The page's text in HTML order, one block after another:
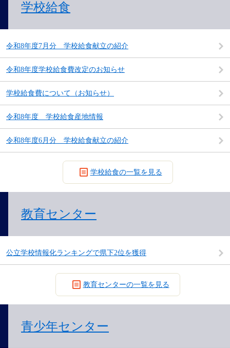
学校給食
令和8年度7月分 学校給食献立の紹介
令和8年度学校給食費改定のお知らせ
学校給食費について（お知らせ）
令和8年度 学校給食産地情報
令和8年度6月分 学校給食献立の紹介
学校給食の一覧を見る
教育センター
公立学校情報化ランキングで県下2位を獲得
教育センターの一覧を見る
青少年センター